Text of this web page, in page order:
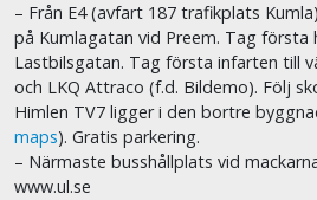
– Från E4 (avfart 187 trafikplats
på Kumlagatan vid Preem. Tag första
Lastbilsgatan. Tag första infarten till
och LKQ Attraco (f.d. Bildemo). Följ
Himlen TV7 ligger i den bortre
maps). Gratis parkering.
– Närmaste busshållplats vid
www.ul.se